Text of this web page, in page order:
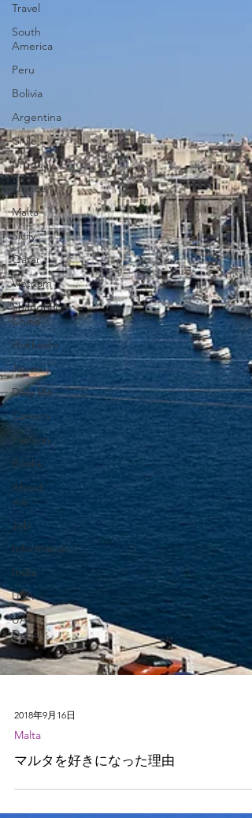
Travel
South
America
Peru
Bolivia
Argentina
Chile
Uruguay
France
Malta
Sicily
Qatar
Vietnam
Shanghai,
China
Hokkaido
Japan
Daily life
Camera
Fashion
Books
About
me
Job
Information
India
USA
UAE
Dubai
2018年9月16日